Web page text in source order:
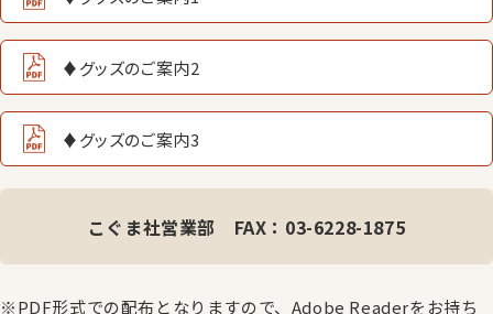
♦︎グッズのご案内2
♦︎グッズのご案内3
こぐま社営業部 FAX：03-6228-1875
※PDF形式での配布となりますので、Adobe Readerをお持ち